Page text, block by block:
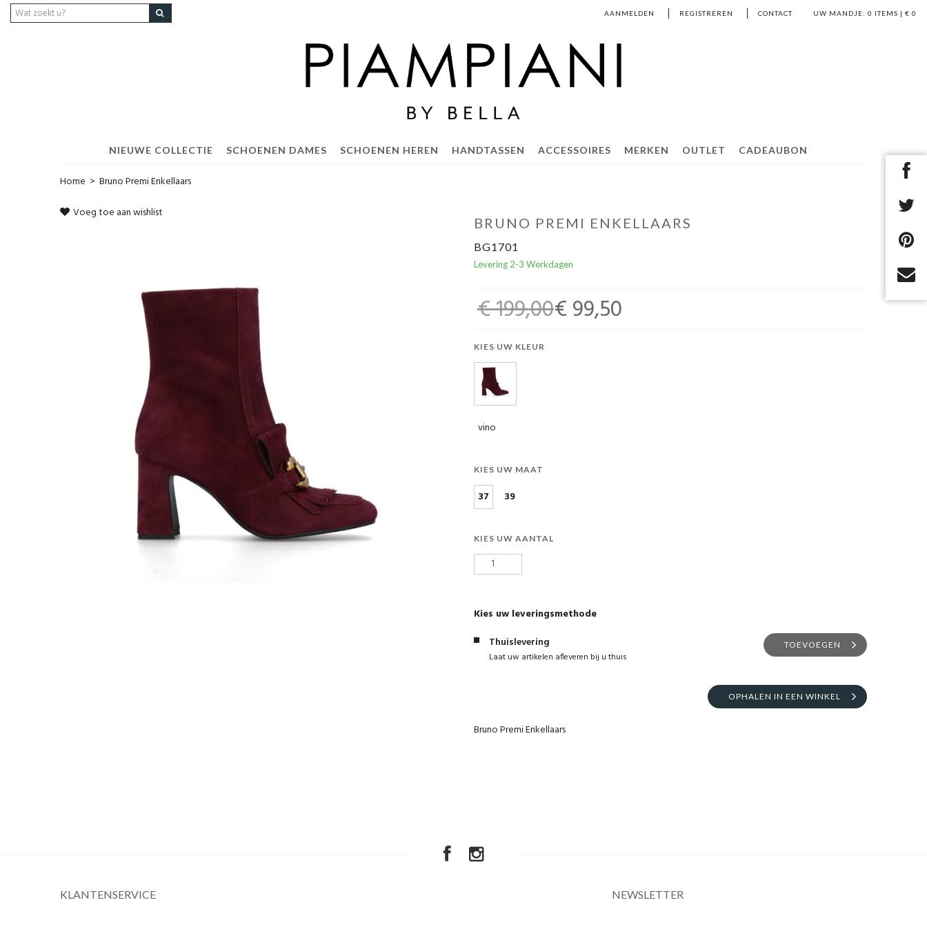
UW MANDJE: 0 ITEMS | € 0
AANMELDEN REGISTREREN CONTACT
NIEUWE COLLECTIE SCHOENEN DAMES SCHOENEN HEREN HANDTASSEN ACCESSOIRES MERKEN OUTLET CADEAUBON
Home > Bruno Premi Enkellaars
Voeg toe aan wishlist
BRUNO PREMI ENKELLAARS
BG1701
Levering 2-3 Werkdagen
€ 199,00€ 99,50
KIES UW KLEUR
vino
KIES UW MAAT
37 39
KIES UW AANTAL
Kies uw leveringsmethode
Thuislevering
Laat uw artikelen afleveren bij u thuis
TOEVOEGEN
OPHALEN IN EEN WINKEL
Bruno Premi Enkellaars
KLANTENSERVICE NEWSLETTER